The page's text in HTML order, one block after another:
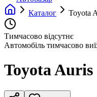
Каталог
Toyota
Тимчасово відсутнє
Автомобіль тимчасово
ToyotaAuris